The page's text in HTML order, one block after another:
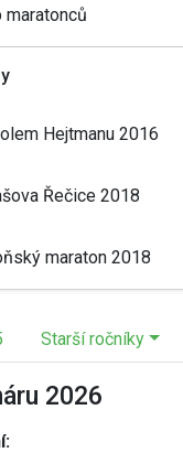
Hejtmanu 2016
Řečice 2018
maraton 2018
Starší ročníky
2026